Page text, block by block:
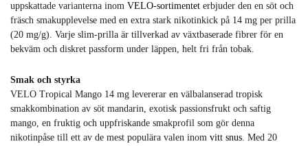
uppskattade varianterna inom VELO-sortimentet erbjuder den en söt och
fräsch smakupplevelse med en extra stark nikotinkick på 14 mg per prilla
(20 mg/g). Varje slim-prilla är tillverkad av växtbaserade fibrer för en
bekväm och diskret passform under läppen, helt fri från tobak.
Smak och styrka
VELO Tropical Mango 14 mg levererar en välbalanserad tropisk
smakkombination av söt mandarin, exotisk passionsfrukt och saftig
mango, en fruktig och uppfriskande smakprofil som gör denna
nikotinpåse till ett av de mest populära valen inom vitt snus. Med 20